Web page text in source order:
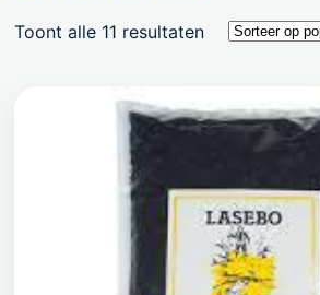
Toont alle 11 resultatenGesorteerd